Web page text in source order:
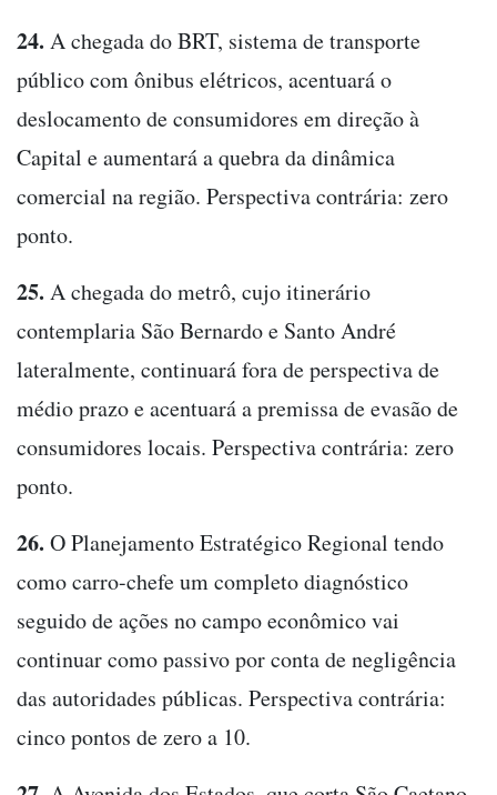
24. A chegada do BRT, sistema de transporte
público com ônibus elétricos, acentuará o
deslocamento de consumidores em direção à
Capital e aumentará a quebra da dinâmica
comercial na região. Perspectiva contrária: zero
ponto.
25. A chegada do metrô, cujo itinerário
contemplaria São Bernardo e Santo André
lateralmente, continuará fora de perspectiva de
médio prazo e acentuará a premissa de evasão de
consumidores locais. Perspectiva contrária: zero
ponto.
26. O Planejamento Estratégico Regional tendo
como carro-chefe um completo diagnóstico
seguido de ações no campo econômico vai
continuar como passivo por conta de negligência
das autoridades públicas. Perspectiva contrária:
cinco pontos de zero a 10.